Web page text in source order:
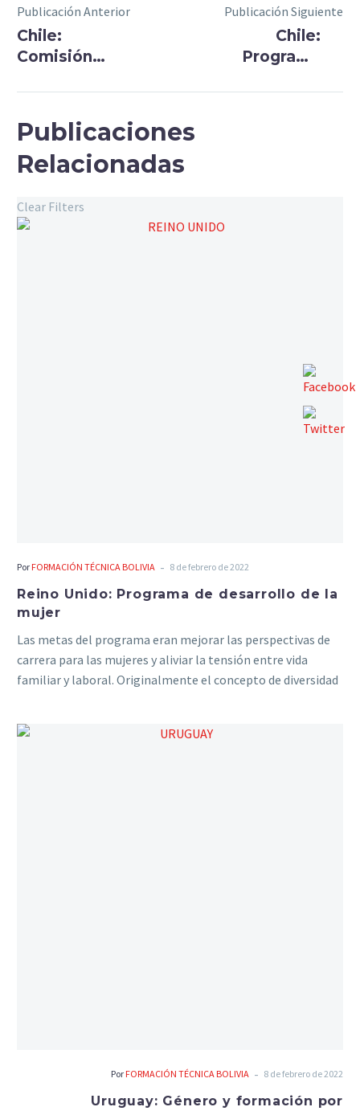
Publicación Anterior
Chile:
Comisión
educación
con
equidad de
género
Publicación Siguiente
Chile:
Programa
social
Publicaciones
Relacionadas
Clear Filters
Por FORMACIÓN TÉCNICA BOLIVIA - 8 de febrero de 2022
Reino Unido: Programa de desarrollo de la
mujer
Las metas del programa eran mejorar las perspectivas de
carrera para las mujeres y aliviar la tensión entre vida
familiar y laboral. Originalmente el concepto de diversidad
diversidad. La política actual de la empresa, sin embargo,
cubre tanto la equidad como la diversidad
Por FORMACIÓN TÉCNICA BOLIVIA - 8 de febrero de 2022
Uruguay: Género y formación por